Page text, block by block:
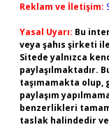
Reklam ve İletişim:
Yasal Uyarı: Bu
veya şahıs şirketi
Sitede yalnızca
paylaşılmaktadır.
taşımamakta olup,
paylaşım
benzerlikleri
taslak halindedir